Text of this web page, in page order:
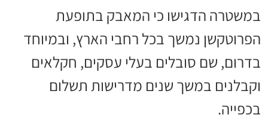
במשטרה הדגישו כי המאבק בתופעת
הפרוטקשן נמשך בכל רחבי הארץ, ובמיוחד
בדרום, שם סובלים בעלי עסקים, חקלאים
וקבלנים במשך שנים מדרישות תשלום
בכפייה.